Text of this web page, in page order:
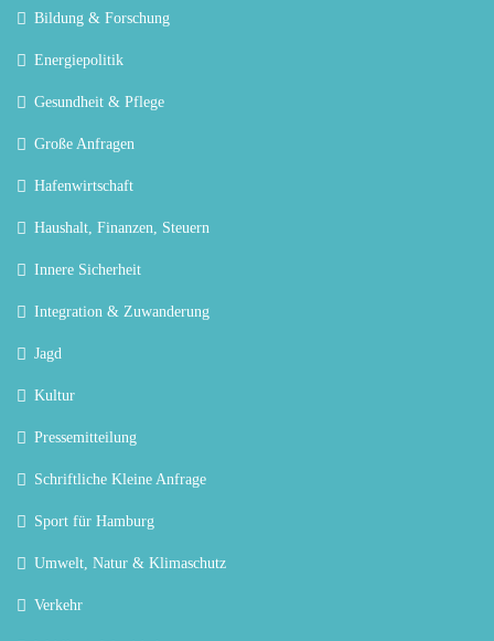
Bildung & Forschung
Energiepolitik
Gesundheit & Pflege
Große Anfragen
Hafenwirtschaft
Haushalt, Finanzen, Steuern
Innere Sicherheit
Integration & Zuwanderung
Jagd
Kultur
Pressemitteilung
Schriftliche Kleine Anfrage
Sport für Hamburg
Umwelt, Natur & Klimaschutz
Verkehr